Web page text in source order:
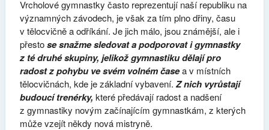
Vrcholové gymnastky často reprezentují naší republiku na
významných závodech, je však za tím plno dřiny, času
v tělocvičně a odříkání. Je jich málo, jsou známější, ale i
přestose snažme sledovat a podporovat i gymnastky
z té druhé skupiny, jelikož gymnastiku dělají pro
radost z pohybu ve svém volném časea v místních
tělocvičnách, kde je základní vybavení. Z nich vyrůstají
budoucí trenérky, které předávají radost a nadšení
z gymnastiky novým začínajícím gymnastkám, z kterých
může vzejít někdy nová mistryně.